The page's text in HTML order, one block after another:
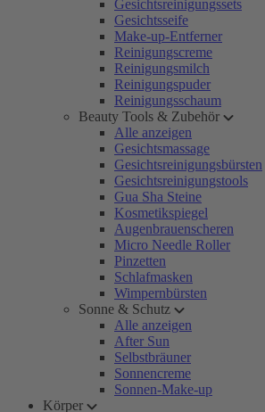
Gesichtsreinigungssets
Gesichtsseife
Make-up-Entferner
Reinigungscreme
Reinigungsmilch
Reinigungspuder
Reinigungsschaum
Beauty Tools & Zubehör
Alle anzeigen
Gesichtsmassage
Gesichtsreinigungsbürsten
Gesichtsreinigungstools
Gua Sha Steine
Kosmetikspiegel
Augenbrauenscheren
Micro Needle Roller
Pinzetten
Schlafmasken
Wimpernbürsten
Sonne & Schutz
Alle anzeigen
After Sun
Selbstbräuner
Sonnencreme
Sonnen-Make-up
Körper